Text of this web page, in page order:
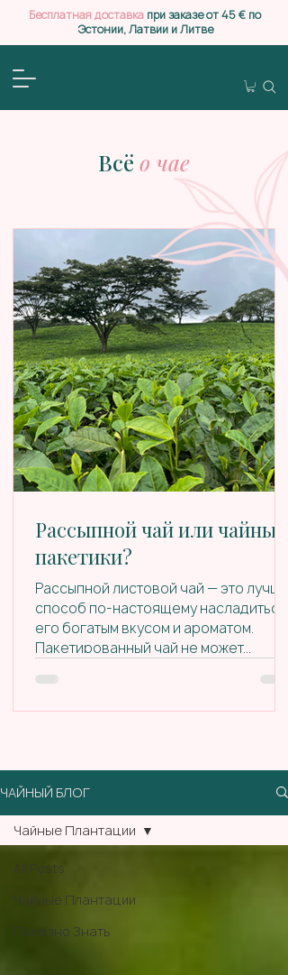
Бесплатная доставка при заказе от 45 € по
Эстонии, Латвии и Литве
Всё о чае
Рассыпной чай или чайные
пакетики?
Рассыпной листовой чай — это лучший
способ по-настоящему насладиться
его богатым вкусом и ароматом.
Пакетированный чай не может...
ЧАЙНЫЙ БЛОГ
All Posts
Чайные Плантации
Полезно Знать
Чайные Плантации